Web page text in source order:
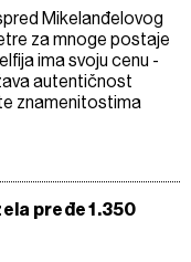
Mikelanđelovog
za mnoge postaje
ima svoju cenu -
autentičnost
znamenitostima
pređe 1.350